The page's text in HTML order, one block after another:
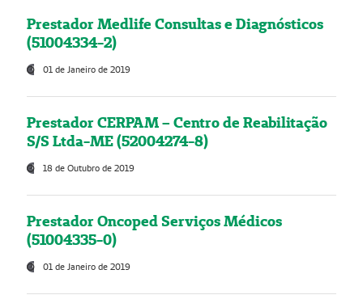
Prestador Medlife Consultas e Diagnósticos
(51004334-2)
01 de Janeiro de 2019
Prestador CERPAM – Centro de Reabilitação
S/S Ltda-ME (52004274-8)
18 de Outubro de 2019
Prestador Oncoped Serviços Médicos
(51004335-0)
01 de Janeiro de 2019